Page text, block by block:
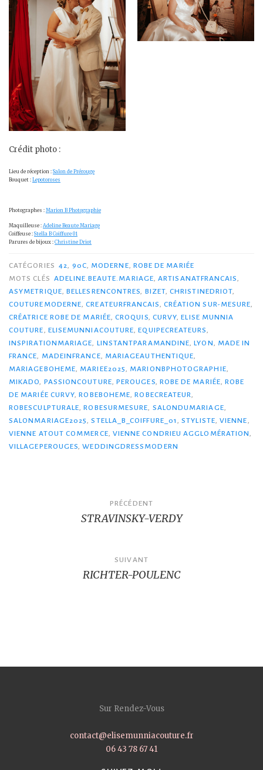
Crédit photo :
Lieu de réception : Salon de Prérouge
Bouquet : Lepotoroses
Photographes : Marion B Photographie
Maquilleuse : Adeline Beaute Mariage
Coiffeuse : Stella B Coiffure 01
Parures de bijoux : Christine Driot
CATÉGORIES 42, 90C, MODERNE, ROBE DE MARIÉE
MOTS CLÉS ADELINE.BEAUTE.MARIAGE,ARTISANATFRANCAIS,
ASYMETRIQUE,BELLESRENCONTRES, BIZET,CHRISTINEDRIOT,
COUTUREMODERNE,CREATEURFRANCAIS, CRÉATION SUR-MESURE,
CRÉATRICE ROBE DE MARIÉE,CROQUIS, CURVY,ELISE MUNNIA
COUTURE, ELISEMUNNIACOUTURE,EQUIPECREATEURS,
INSPIRATIONMARIAGE, LINSTANTPARAMANDINE,LYON, MADE IN
FRANCE, MADEINFRANCE, MARIAGEAUTHENTIQUE,
MARIAGEBOHEME, MARIEE2025, MARIONBPHOTOGRAPHIE,
MIKADO, PASSIONCOUTURE, PEROUGES, ROBE DE MARIÉE,ROBE
DE MARIÉE CURVY,ROBEBOHEME,ROBECREATEUR,
ROBESCULPTURALE,ROBESURMESURE, SALONDUMARIAGE,
SALONMARIAGE2025,STELLA_B_COIFFURE_01,STYLISTE,VIENNE,
VIENNE ATOUT COMMERCE, VIENNE CONDRIEU AGGLOMÉRATION,
VILLAGEPEROUGES,WEDDINGDRESSMODERN
PRÉCÉDENT
STRAVINSKY-VERDY
SUIVANT
RICHTER-POULENC
Sur Rendez-Vous
contact@elisemunniacouture.fr
06 43 78 67 41